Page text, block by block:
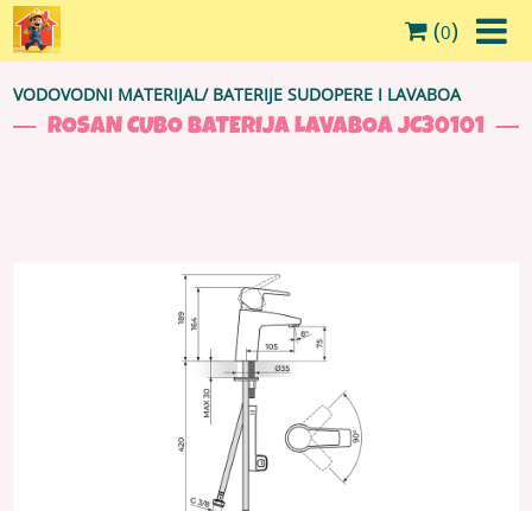
(0)
VODOVODNI MATERIJAL/ BATERIJE SUDOPERE I LAVABOA
ROSAN CUBO BATERIJA LAVABOA JC30101